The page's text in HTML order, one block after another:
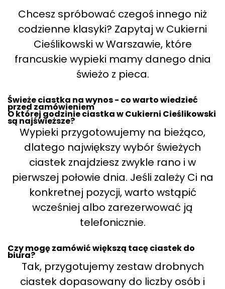
Chcesz spróbować czegoś innego niż
codzienne klasyki? Zapytaj w Cukierni
Cieślikowski w Warszawie, które
francuskie wypieki mamy danego dnia
świeżo z pieca.
Świeże ciastka na wynos - co warto wiedzieć
przed zamówieniem
O której godzinie ciastka w Cukierni Cieślikowski
są najświeższe?
Wypieki przygotowujemy na bieżąco,
dlatego największy wybór świeżych
ciastek znajdziesz zwykle rano i w
pierwszej połowie dnia. Jeśli zależy Ci na
konkretnej pozycji, warto wstąpić
wcześniej albo zarezerwować ją
telefonicznie.
Czy mogę zamówić większą tacę ciastek do
biura?
Tak, przygotujemy zestaw drobnych
ciastek dopasowany do liczby osób i